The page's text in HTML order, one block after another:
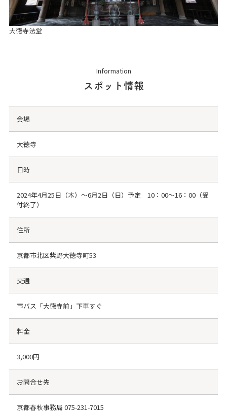
大徳寺法堂
Information
スポット情報
会場
大徳寺
日時
2024年4月25日（木）～6月2日（日）予定 10：00～16：00（受
付終了）
住所
京都市北区紫野大徳寺町53
交通
市バス「大徳寺前」下車すぐ
料金
3,000円
お問合せ先
京都春秋事務局 075-231-7015